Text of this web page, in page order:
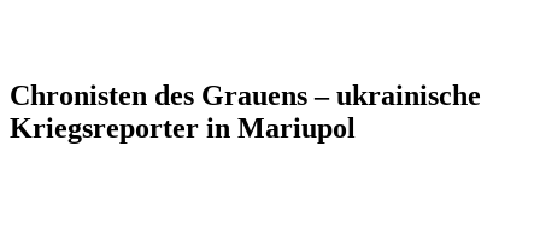
Chronisten des Grauens – ukrainische
Kriegsreporter in Mariupol